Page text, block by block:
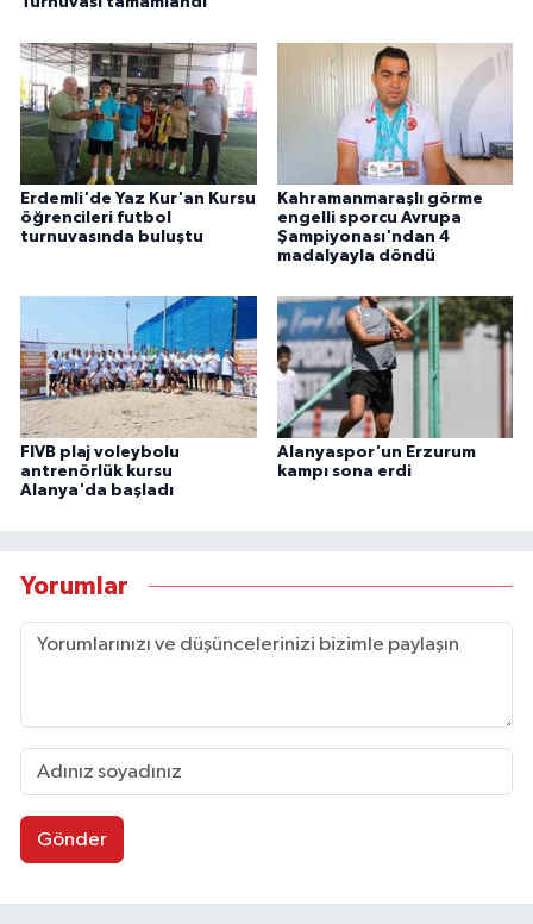
Erdemli'de Yaz Kur'an Kursu
öğrencileri futbol
turnuvasında buluştu
Kahramanmaraşlı görme
engelli sporcu Avrupa
Şampiyonası'ndan 4
madalyayla döndü
FIVB plaj voleybolu
antrenörlük kursu
Alanya'da başladı
Alanyaspor'un Erzurum
kampı sona erdi
Yorumlar
Gönder